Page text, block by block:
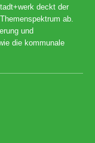
deckt der
ab.
und
die kommunale